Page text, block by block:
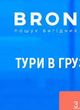
ТУРИ В
З